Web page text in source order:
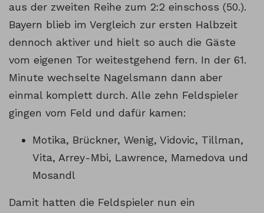
aus der zweiten Reihe zum 2:2 einschoss (50.).
Bayern blieb im Vergleich zur ersten Halbzeit
dennoch aktiver und hielt so auch die Gäste
vom eigenen Tor weitestgehend fern. In der 61.
Minute wechselte Nagelsmann dann aber
einmal komplett durch. Alle zehn Feldspieler
gingen vom Feld und dafür kamen:
Motika, Brückner, Wenig, Vidovic, Tillman,
Vita, Arrey-Mbi, Lawrence, Mamedova und
Mosandl
Damit hatten die Feldspieler nun ein